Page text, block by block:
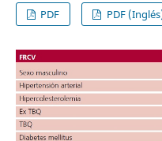
PDF
PDF